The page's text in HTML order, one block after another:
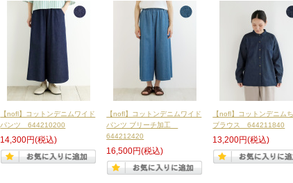
【nofl】コットンデニムワイド
パンツ 644210200
14,300円(税込)
【nofl】コットンデニムワイド
パンツ ブリーチ加工
644212420
16,500円(税込)
【nofl】コットンデニム
ブラウス 644211840
13,200円(税込)